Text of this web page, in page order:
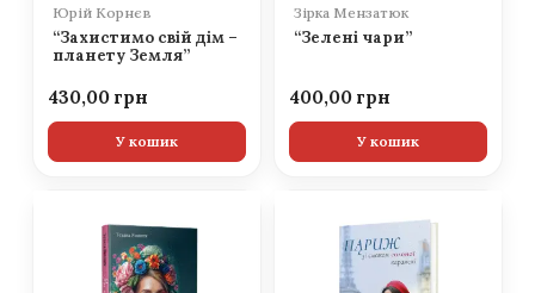
Юрій Корнєв
“Захистимо свій дім –
планету Земля”
430,00
У кошик
Зірка Мензатюк
“Зелені чари”
400,00
У кошик